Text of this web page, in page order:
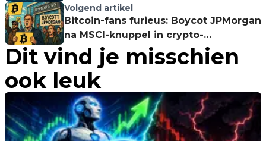
aankomende week!
Volgend artikel
Bitcoin-fans furieus: Boycot JPMorgan
na MSCI-knuppel in crypto-
hoenderhok
Dit vind je misschien
ook leuk